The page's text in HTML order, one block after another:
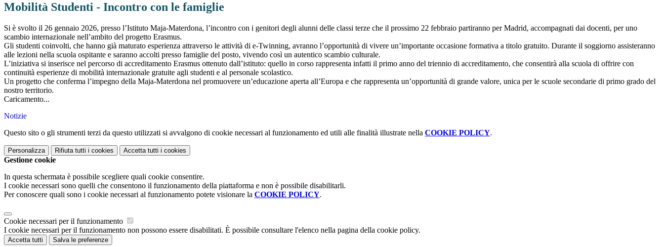
Mobilità Studenti - Incontro con le famiglie
Si è svolto il 26 gennaio 2026, presso l’Istituto Maja-Materdona, l’incontro con i genitori degli alunni delle classi terze che il prossimo 22 febbraio partiranno per Madrid, accompagnati dai docenti, per uno
scambio internazionale nell’ambito del progetto Erasmus.
Gli studenti coinvolti, che hanno già maturato esperienza attraverso le attività di e-Twinning, avranno l’opportunità di vivere un’importante occasione formativa a titolo gratuito. Durante il soggiorno assisteranno
alle lezioni nella scuola ospitante e saranno accolti presso famiglie del posto, vivendo così un autentico scambio culturale.
L’iniziativa si inserisce nel percorso di accreditamento Erasmus ottenuto dall’istituto: quello in corso rappresenta infatti il primo anno del triennio di accreditamento, che consentirà alla scuola di offrire con
continuità esperienze di mobilità internazionale gratuite agli studenti e al personale scolastico.
Un progetto che conferma l’impegno della Maja-Materdona nel promuovere un’educazione aperta all’Europa e che rappresenta un’opportunità di grande valore, unica per le scuole secondarie di primo grado del
nostro territorio.
Caricamento...
Notizie
Questo sito o gli strumenti terzi da questo utilizzati si avvalgono di cookie necessari al funzionamento ed utili alle finalità illustrate nella COOKIE POLICY.
Personalizza Rifiuta tutti i cookies Accetta tutti i cookies
Gestione cookie
In questa schermata è possibile scegliere quali cookie consentire.
I cookie necessari sono quelli che consentono il funzionamento della piattaforma e non è possibile disabilitarli.
Per conoscere quali sono i cookie necessari al funzionamento potete visionare la COOKIE POLICY.
Cookie necessari per il funzionamento
I cookie necessari per il funzionamento non possono essere disabilitati. È possibile consultare l'elenco nella pagina della cookie policy.
Accetta tutti Salva le preferenze